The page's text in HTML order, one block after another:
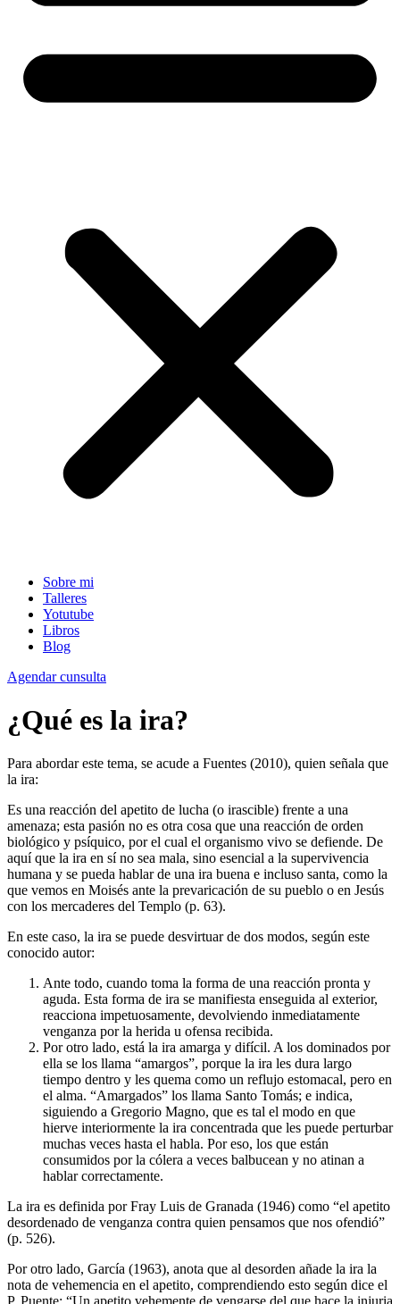
Sobre mi
Talleres
Yotutube
Libros
Blog
Agendar cunsulta
¿Qué es la ira?
Para abordar este tema, se acude a Fuentes (2010), quien señala que
la ira:
Es una reacción del apetito de lucha (o irascible) frente a una
amenaza; esta pasión no es otra cosa que una reacción de orden
biológico y psíquico, por el cual el organismo vivo se defiende. De
aquí que la ira en sí no sea mala, sino esencial a la supervivencia
humana y se pueda hablar de una ira buena e incluso santa, como la
que vemos en Moisés ante la prevaricación de su pueblo o en Jesús
con los mercaderes del Templo (p. 63).
En este caso, la ira se puede desvirtuar de dos modos, según este
conocido autor:
Ante todo, cuando toma la forma de una reacción pronta y
aguda. Esta forma de ira se manifiesta enseguida al exterior,
reacciona impetuosamente, devolviendo inmediatamente
venganza por la herida u ofensa recibida.
Por otro lado, está la ira amarga y difícil. A los dominados por
ella se los llama “amargos”, porque la ira les dura largo
tiempo dentro y les quema como un reflujo estomacal, pero en
el alma. “Amargados” los llama Santo Tomás; e indica,
siguiendo a Gregorio Magno, que es tal el modo en que
hierve interiormente la ira concentrada que les puede perturbar
muchas veces hasta el habla. Por eso, los que están
consumidos por la cólera a veces balbucean y no atinan a
hablar correctamente.
La ira es definida por Fray Luis de Granada (1946) como “el apetito
desordenado de venganza contra quien pensamos que nos ofendió”
(p. 526).
Por otro lado, García (1963), anota que al desorden añade la ira la
nota de vehemencia en el apetito, comprendiendo esto según dice el